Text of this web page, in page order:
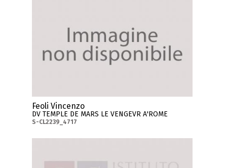
Feoli Vincenzo
DV TEMPLE DE MARS LE VENGEVR A'ROME
S-CL2239_4717